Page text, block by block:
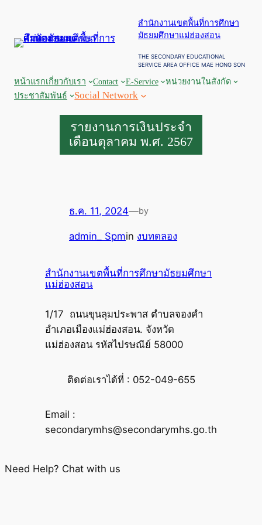
สำนักงานเขตพื้นที่การศึกษา
มัธยมศึกษาแม่ฮ่องสอน
THE SECONDARY EDUCATIONAL
SERVICE AREA OFFICE MAE HONG SON
หน้าแรกเกี่ยวกับเรา Contact E-Service
หน่วยงานในสังกัด
ประชาสัมพันธ์
Social Network
รายงานการเงินประจำ
เดือนตุลาคม พ.ศ. 2567
ธ.ค. 11, 2024—by
admin_ Spmin งบทดลอง
สำนักงานเขตพื้นที่การศึกษามัธยมศึกษา
แม่ฮ่องสอน
1/17 ถนนขุนลุมประพาส ตำบลจองคำ
อำเภอเมืองแม่ฮ่องสอน. จังหวัด
แม่ฮ่องสอน รหัสไปรษณีย์ 58000
ติดต่อเราได้ที่ : 052-049-655
Email :
secondarymhs@secondarymhs.go.th
Need Help? Chat with us